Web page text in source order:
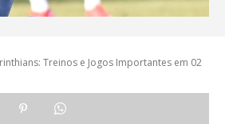
Treinos e Jogos Importantes em 02